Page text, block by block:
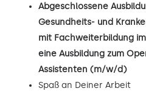
Abgeschlossene
Gesundheits- und
mit Fachweiterbildung
eine Ausbildung zum
Assistenten (m/w/d)
Spaß an Deiner Arbeit